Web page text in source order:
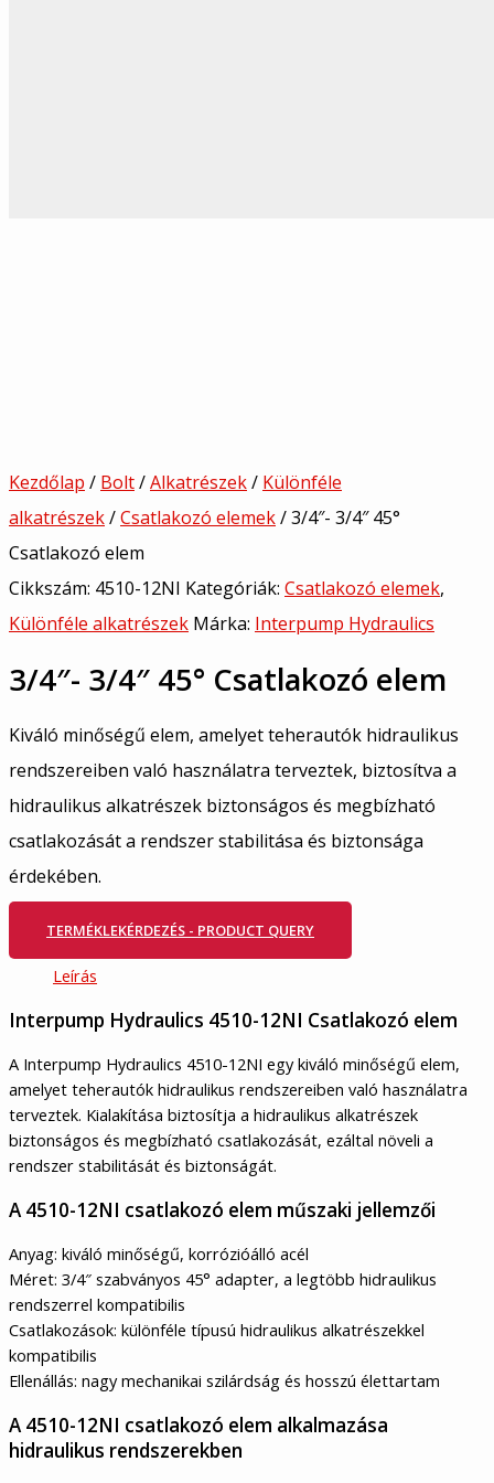
Kezdőlap / Bolt/Alkatrészek/ Különféle
alkatrészek/Csatlakozó elemek/ 3/4″- 3/4″ 45°
Csatlakozó elem
Cikkszám: 4510-12NI Kategóriák: Csatlakozó elemek,
Különféle alkatrészek Márka: Interpump Hydraulics
3/4″- 3/4″ 45° Csatlakozó elem
Kiváló minőségű elem, amelyet teherautók hidraulikus
rendszereiben való használatra terveztek, biztosítva a
hidraulikus alkatrészek biztonságos és megbízható
csatlakozását a rendszer stabilitása és biztonsága
érdekében.
TERMÉKLEKÉRDEZÉS - PRODUCT QUERY
Leírás
Interpump Hydraulics 4510-12NI Csatlakozó elem
A Interpump Hydraulics 4510-12NI egy kiváló minőségű elem,
amelyet teherautók hidraulikus rendszereiben való használatra
terveztek. Kialakítása biztosítja a hidraulikus alkatrészek
biztonságos és megbízható csatlakozását, ezáltal növeli a
rendszer stabilitását és biztonságát.
A 4510-12NI csatlakozó elem műszaki jellemzői
Anyag: kiváló minőségű, korrózióálló acél
Méret: 3/4″ szabványos 45° adapter, a legtöbb hidraulikus
rendszerrel kompatibilis
Csatlakozások: különféle típusú hidraulikus alkatrészekkel
kompatibilis
Ellenállás: nagy mechanikai szilárdság és hosszú élettartam
A 4510-12NI csatlakozó elem alkalmazása
hidraulikus rendszerekben